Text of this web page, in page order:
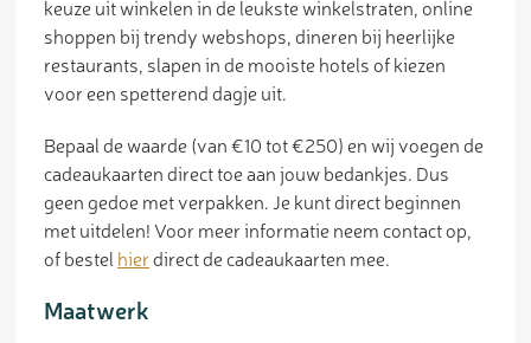
keuze uit winkelen in de leukste winkelstraten, online
shoppen bij trendy webshops, dineren bij heerlijke
restaurants, slapen in de mooiste hotels of kiezen
voor een spetterend dagje uit.
Bepaal de waarde (van €10 tot €250) en wij voegen de
cadeaukaarten direct toe aan jouw bedankjes. Dus
geen gedoe met verpakken. Je kunt direct beginnen
met uitdelen! Voor meer informatie neem contact op,
of bestel hierdirect de cadeaukaarten mee.
Maatwerk